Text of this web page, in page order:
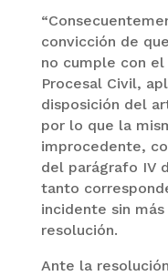
convicción de
no cumple con
Procesal Civil,
disposición del
por lo que la
improcedente,
del parágrafo IV
tanto
incidente sin
resolución.
Ante la